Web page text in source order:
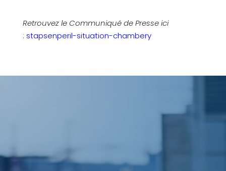
Retrouvez le Communiqué de Presse ici
: stapsenperil-situation-chambery